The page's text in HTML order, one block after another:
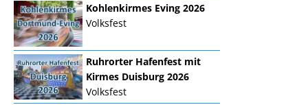
Kohlenkirmes Eving 2026
Volksfest
Ruhrorter Hafenfest mit
Kirmes Duisburg 2026
Volksfest